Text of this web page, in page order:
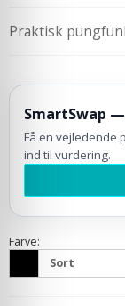
Praktisk
SmartSwap
Få en vejledende
ind til vurdering.
Farve:
Sort